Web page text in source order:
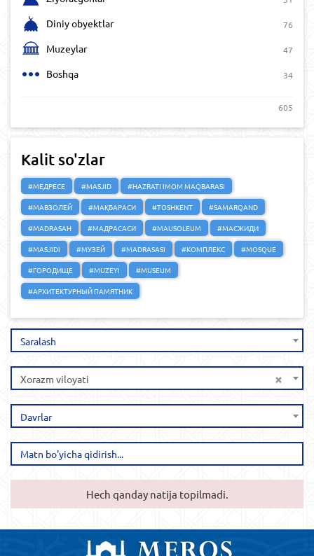
Diniy obyektlar 76
Muzeylar 47
Boshqa 34
605
Kalit so'zlar
#МЕДРЕСЕ #MASJID
#HAZRATI IMOM MAQBARASI
#МАВЗОЛЕЙ
#МАҚБАРАСИ #TOSHKENT
#SAMARQAND
#MADRASAH
#МАДРАСАСИ #MAUSOLEUM
#МАСЖИДИ
#MASJIDI
#МУЗЕЙ #MADRASASI #КОМПЛЕКС
#MOSQUE
#ГОРОДИЩЕ
#MUZEYI
#MUSEUM
#АРХИТЕКТУРНЫЙ ПАМЯТНИК
Saralash
×
Xorazm viloyati
Davrlar
Hech qanday natija topilmadi.